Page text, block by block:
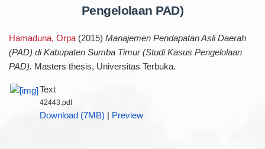
Pengelolaan PAD)
Hamaduna, Orpa(2015) Manajemen Pendapatan Asli Daerah
(PAD) di Kabupaten Sumba Timur (Studi Kasus Pengelolaan
PAD). Masters thesis, Universitas Terbuka.
Text
42443.pdf
Download (7MB) Preview